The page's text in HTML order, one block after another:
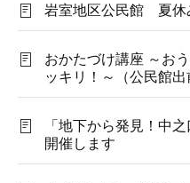
岩室地区公民館 夏休
おかたづけ講座 ～お
ッキリ！～（公民館出
「地下から発見！中
開催します